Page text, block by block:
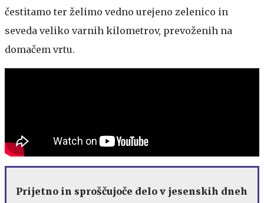
čestitamo ter želimo vedno urejeno zelenico in
seveda veliko varnih kilometrov, prevoženih na
domačem vrtu.
Prijetno in sproščujoče delo v jesenskih dneh